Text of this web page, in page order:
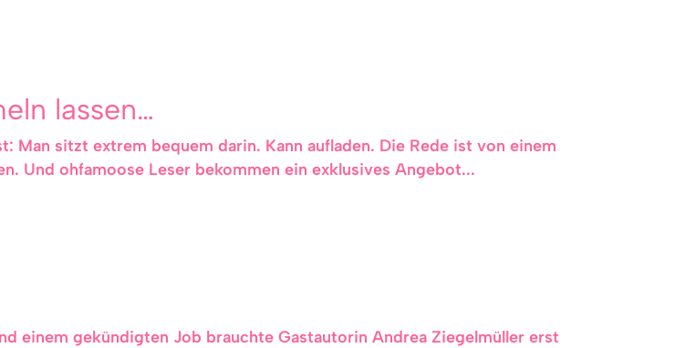
lassen…
Man sitzt extrem bequem darin. Kann aufladen. Die Rede ist von einem
Und ohfamoose Leser bekommen ein exklusives Angebot...
einem gekündigten Job brauchte Gastautorin Andrea Ziegelmüller erst